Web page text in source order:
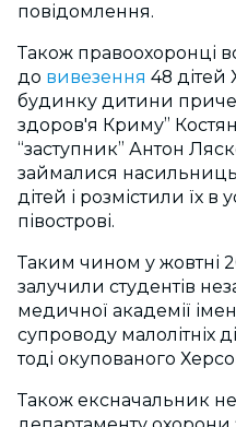
повідомлення.
Також правоохоронці
до вивезення 48 дітей
будинку дитини
здоров'я Криму”
“заступник” Антон
займалися
дітей і розмістили їх
півострові.
Таким чином у жовтні
залучили студентів
медичної академії
супроводу малолітніх
тоді окупованого
Також ексначальник